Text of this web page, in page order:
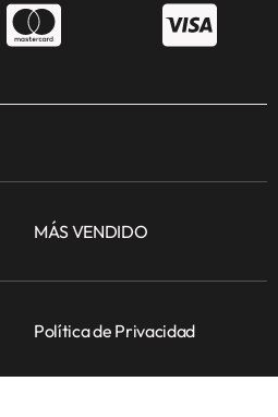
MÁS VENDIDO
Política de Privacidad